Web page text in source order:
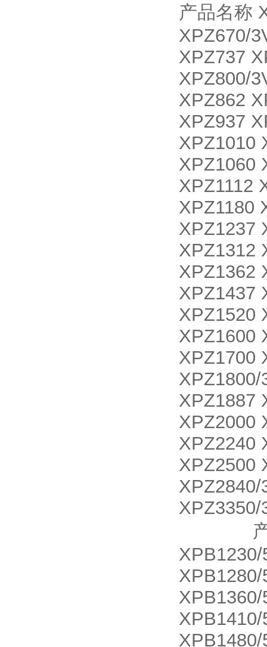
产品名称
XPZ670/
XPZ737
XPZ800/
XPZ862
XPZ937
XPZ1010
XPZ1060
XPZ1112
XPZ1180
XPZ1237
XPZ1312
XPZ1362
XPZ1437
XPZ1520
XPZ1600
XPZ1700
XPZ1887
XPZ2000
XPZ2240
XPZ2500
XPZ2840/
XPZ3350/
产品名